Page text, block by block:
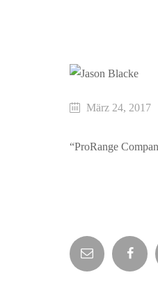
März 24, 2017
“ProRange